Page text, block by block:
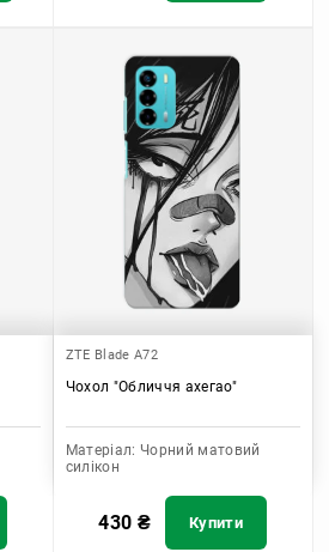
ZTE Blade A72
Чохол "Обличчя ахегао"
Матеріал: Чорний матовий
силікон
430 ₴ Купити